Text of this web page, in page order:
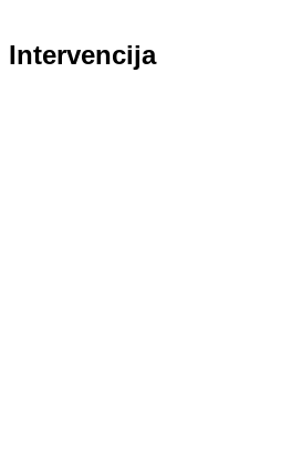
Intervencija